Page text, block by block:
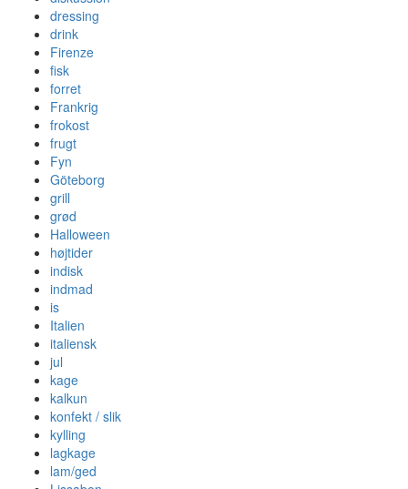
dressing
drink
Firenze
fisk
forret
Frankrig
frokost
frugt
Fyn
Göteborg
grill
grød
Halloween
højtider
indisk
indmad
is
Italien
italiensk
jul
kage
kalkun
konfekt / slik
kylling
lagkage
lam/ged